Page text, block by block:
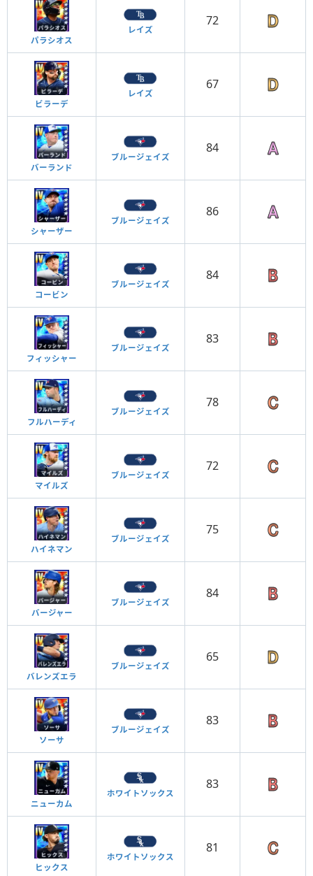
パラシオス
レイズ
72
ビラーデ
レイズ
67
バーランド
ブルージェイズ
84
シャーザー
ブルージェイズ
86
コービン
ブルージェイズ
84
フィッシャー
ブルージェイズ
83
フルハーディ
ブルージェイズ
78
マイルズ
ブルージェイズ
72
ハイネマン
ブルージェイズ
75
バージャー
ブルージェイズ
84
バレンズエラ
ブルージェイズ
65
ソーサ
ブルージェイズ
83
ニューカム
ホワイトソックス
83
ヒックス
ホワイトソックス
81